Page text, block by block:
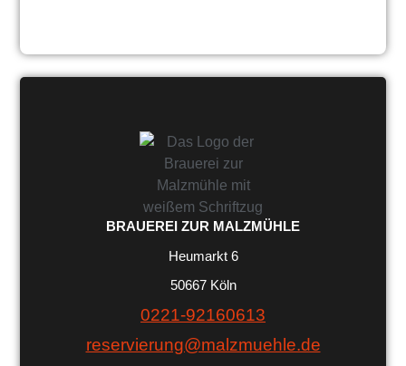
BRAUEREI ZUR MALZMÜHLE
Heumarkt 6
50667 Köln
0221-92160613
reservierung@malzmuehle.de